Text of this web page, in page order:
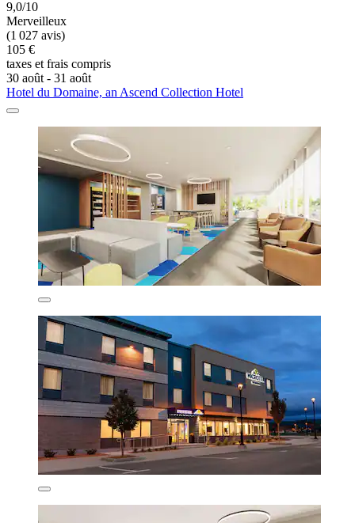
9,0/10
Merveilleux
(1 027 avis)
105 €
taxes et frais compris
30 août - 31 août
Hotel du Domaine, an Ascend Collection Hotel